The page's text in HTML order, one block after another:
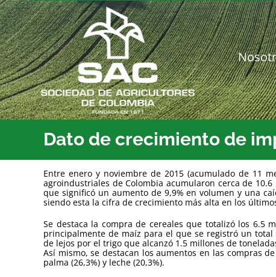
Saltar
al
contenido
Dato de crecimiento de
Entre enero y noviembre de 2015 (acumulado de 11
agroindustriales de Colombia acumularon cerca de
que significó un aumento de 9,9% en volumen y una
siendo esta la cifra de crecimiento más alta en los
Se destaca la compra de cereales que totalizó los 6.5
principalmente de maíz para el que se registró un
de lejos por el trigo que alcanzó 1.5 millones de
Así mismo, se destacan los aumentos en las compras
palma (26,3%) y leche (20,3%).